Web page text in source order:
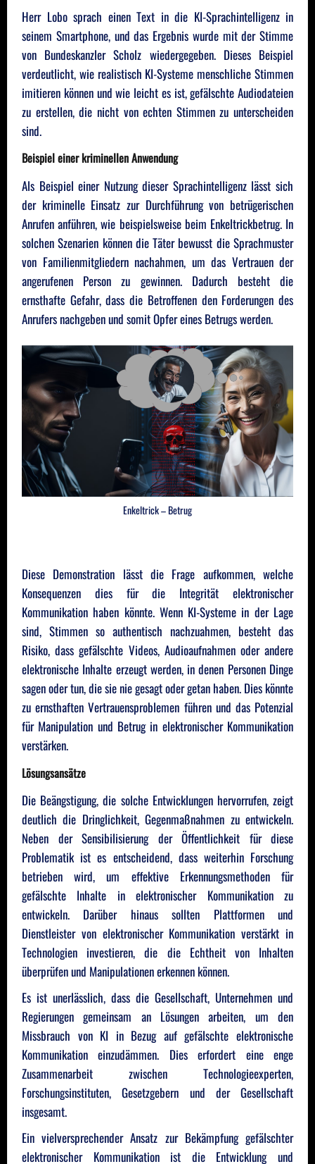
Herr Lobo sprach einen Text in die KI-Sprachintelligenz in
seinem Smartphone, und das Ergebnis wurde mit der Stimme
von Bundeskanzler Scholz wiedergegeben. Dieses Beispiel
verdeutlicht, wie realistisch KI-Systeme menschliche Stimmen
imitieren können und wie leicht es ist, gefälschte Audiodateien
zu erstellen, die nicht von echten Stimmen zu unterscheiden
sind.
Beispiel einer kriminellen Anwendung
Als Beispiel einer Nutzung dieser Sprachintelligenz lässt sich
der kriminelle Einsatz zur Durchführung von betrügerischen
Anrufen anführen, wie beispielsweise beim Enkeltrickbetrug. In
solchen Szenarien können die Täter bewusst die Sprachmuster
von Familienmitgliedern nachahmen, um das Vertrauen der
angerufenen Person zu gewinnen. Dadurch besteht die
ernsthafte Gefahr, dass die Betroffenen den Forderungen des
Anrufers nachgeben und somit Opfer eines Betrugs werden.
Enkeltrick – Betrug
Diese Demonstration lässt die Frage aufkommen, welche
Konsequenzen dies für die Integrität elektronischer
Kommunikation haben könnte. Wenn KI-Systeme in der Lage
sind, Stimmen so authentisch nachzuahmen, besteht das
Risiko, dass gefälschte Videos, Audioaufnahmen oder andere
elektronische Inhalte erzeugt werden, in denen Personen Dinge
sagen oder tun, die sie nie gesagt oder getan haben. Dies könnte
zu ernsthaften Vertrauensproblemen führen und das Potenzial
für Manipulation und Betrug in elektronischer Kommunikation
verstärken.
Lösungsansätze
Die Beängstigung, die solche Entwicklungen hervorrufen, zeigt
deutlich die Dringlichkeit, Gegenmaßnahmen zu entwickeln.
Neben der Sensibilisierung der Öffentlichkeit für diese
Problematik ist es entscheidend, dass weiterhin Forschung
betrieben wird, um effektive Erkennungsmethoden für
gefälschte Inhalte in elektronischer Kommunikation zu
entwickeln. Darüber hinaus sollten Plattformen und
Dienstleister von elektronischer Kommunikation verstärkt in
Technologien investieren, die die Echtheit von Inhalten
überprüfen und Manipulationen erkennen können.
Es ist unerlässlich, dass die Gesellschaft, Unternehmen und
Regierungen gemeinsam an Lösungen arbeiten, um den
Missbrauch von KI in Bezug auf gefälschte elektronische
Kommunikation einzudämmen. Dies erfordert eine enge
Zusammenarbeit zwischen Technologieexperten,
Forschungsinstituten, Gesetzgebern und der Gesellschaft
insgesamt.
Ein vielversprechender Ansatz zur Bekämpfung gefälschter
elektronischer Kommunikation ist die Entwicklung und